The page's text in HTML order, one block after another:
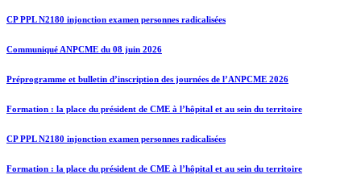
CP PPL N2180 injonction examen personnes radicalisées
Communiqué ANPCME du 08 juin 2026
Préprogramme et bulletin d’inscription des journées de l’ANPCME 2026
Formation : la place du président de CME à l’hôpital et au sein du territoire
CP PPL N2180 injonction examen personnes radicalisées
Formation : la place du président de CME à l’hôpital et au sein du territoire